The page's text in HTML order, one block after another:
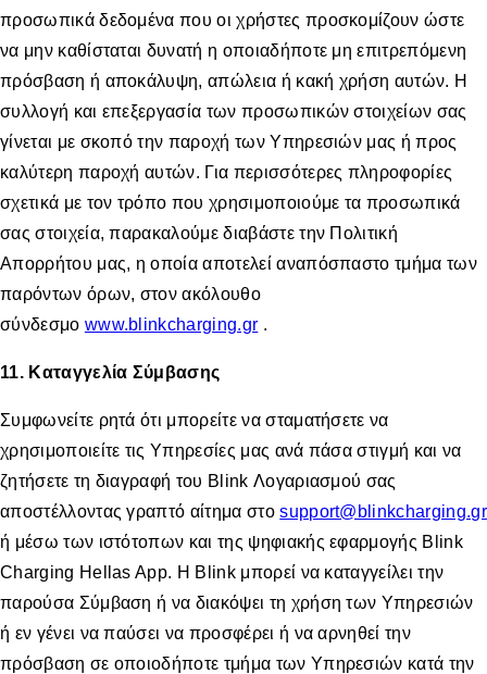
προσωπικά δεδομένα που οι χρήστες προσκομίζουν ώστε
να μην καθίσταται δυνατή η οποιαδήποτε μη επιτρεπόμενη
πρόσβαση ή αποκάλυψη, απώλεια ή κακή χρήση αυτών. Η
συλλογή και επεξεργασία των προσωπικών στοιχείων σας
γίνεται με σκοπό την παροχή των Υπηρεσιών μας ή προς
καλύτερη παροχή αυτών. Για περισσότερες πληροφορίες
σχετικά με τον τρόπο που χρησιμοποιούμε τα προσωπικά
σας στοιχεία, παρακαλούμε διαβάστε την Πολιτική
Απορρήτου μας, η οποία αποτελεί αναπόσπαστο τμήμα των
παρόντων όρων, στον ακόλουθο
σύνδεσμο www.blinkcharging.gr .
11. Καταγγελία Σύμβασης
Συμφωνείτε ρητά ότι μπορείτε να σταματήσετε να
χρησιμοποιείτε τις Υπηρεσίες μας ανά πάσα στιγμή και να
ζητήσετε τη διαγραφή του Blink Λογαριασμού σας
αποστέλλοντας γραπτό αίτημα στοsupport@blinkcharging.gr
ή μέσω των ιστότοπων και της ψηφιακής εφαρμογής Blink
Charging Hellas App. H Blink μπορεί να καταγγείλει την
παρούσα Σύμβαση ή να διακόψει τη χρήση των Υπηρεσιών
ή εν γένει να παύσει να προσφέρει ή να αρνηθεί την
πρόσβαση σε οποιοδήποτε τμήμα των Υπηρεσιών κατά την